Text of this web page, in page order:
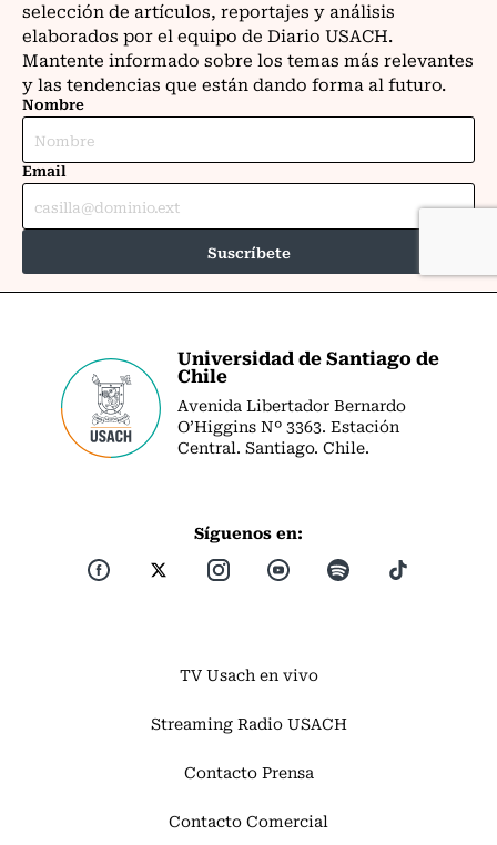
Universidad de Santiago de
Chile
Avenida Libertador Bernardo
O’Higgins Nº 3363. Estación
Central. Santiago. Chile.
Síguenos en:
TV Usach en vivo
Streaming Radio USACH
Contacto Prensa
Contacto Comercial